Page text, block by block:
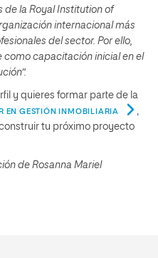
de la Royal Institution of
internacional más
del sector. Por ello,
como capacitación inicial en el
y quieres formar parte de la
EN GESTIÓN INMOBILIARIA
tu próximo proyecto
de Rosanna Mariel